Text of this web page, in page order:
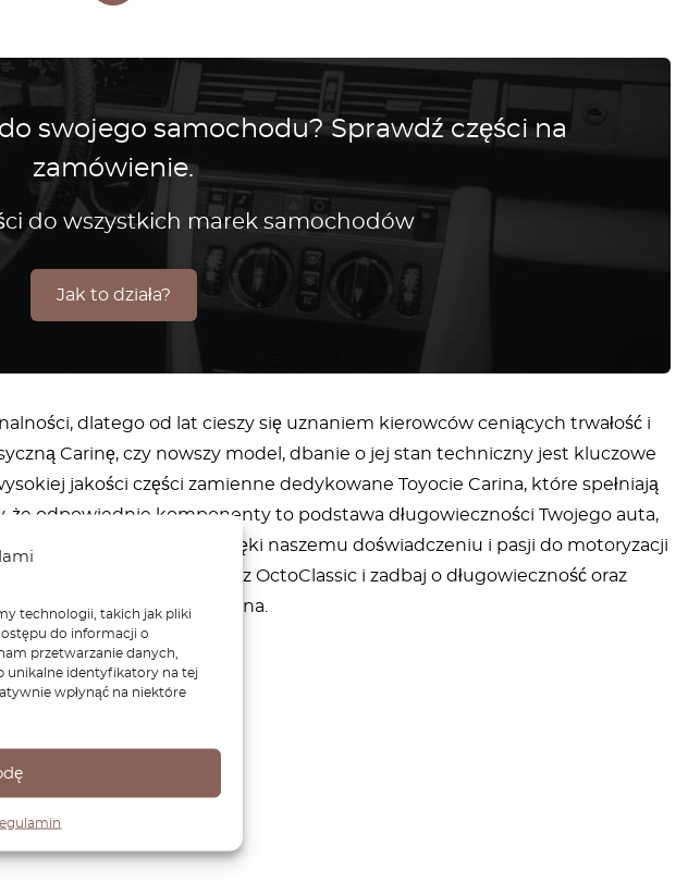
technologii, takich jak pliki
do informacji o
przetwarzanie danych,
unikalne identyfikatory na tej
wpłynąć na niektóre
swojego samochodu? Sprawdź części na
zamówienie.
do wszystkich marek samochodów
Jak to działa?
dlatego od lat cieszy się uznaniem kierowców ceniących trwałość i
Carinę, czy nowszy model, dbanie o jej stan techniczny jest kluczowe
jakości części zamienne dedykowane Toyocie Carina, które spełniają
że odpowiednie komponenty to podstawa długowieczności Twojego auta,
specyfikacjami. Dzięki naszemu doświadczeniu i pasji do motoryzacji
stanie przez lata. Wybierz OctoClassic i zadbaj o długowieczność oraz
swojej Toyoty Carina.